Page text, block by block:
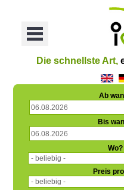
Menu
Die schnellste Art,
Ab
Bis
Wo?
Preis